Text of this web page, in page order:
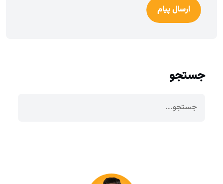
ارسال پیام
جستجو